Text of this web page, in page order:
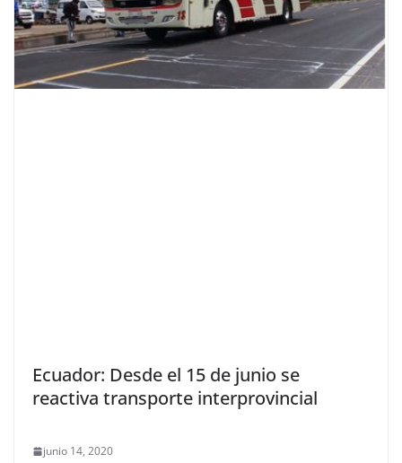
Ecuador: Desde el 15 de junio se
reactiva transporte interprovincial
junio 14, 2020